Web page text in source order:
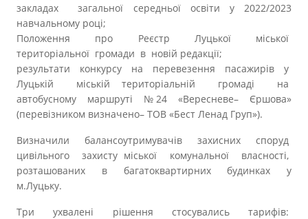
закладах загальної середньої освіти у 2022/2023
навчальному році;
Положення про Реєстр Луцької міської
територіальної громади в новій редакції;
результати конкурсу на перевезення пасажирів у
Луцькій міській територіальній громаді на
автобусному маршруті №24 «Вересневе– Єршова»
(перевізником визначено– ТОВ «Бест Ленад Груп»).
Визначили балансоутримувачів захисних споруд
цивільного захисту міської комунальної власності,
розташованих в багатоквартирних будинках у
м.Луцьку.
Три ухвалені рішення стосувались тарифів: